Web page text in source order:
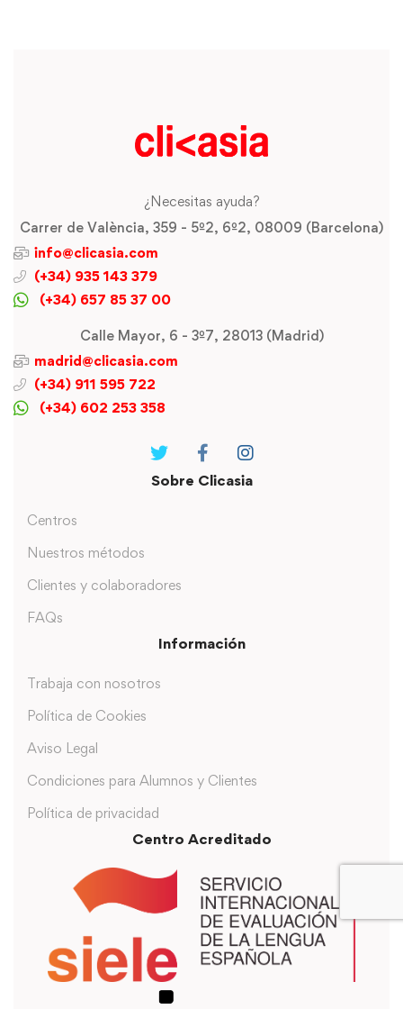
¿Necesitas ayuda?
Carrer de València, 359 - 5º2, 6º2, 08009 (Barcelona)
info@clicasia.com
(+34) 935 143 379
(+34) 657 85 37 00
Calle Mayor, 6 - 3º7, 28013 (Madrid)
madrid@clicasia.com
(+34) 911 595 722
(+34) 602 253 358
Sobre Clicasia
Centros
Nuestros métodos
Clientes y colaboradores
FAQs
Información
Trabaja con nosotros
Política de Cookies
Aviso Legal
Condiciones para Alumnos y Clientes
Política de privacidad
Centro Acreditado